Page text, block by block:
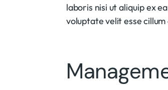
laboris nisi ut aliquip ex
voluptate velit esse